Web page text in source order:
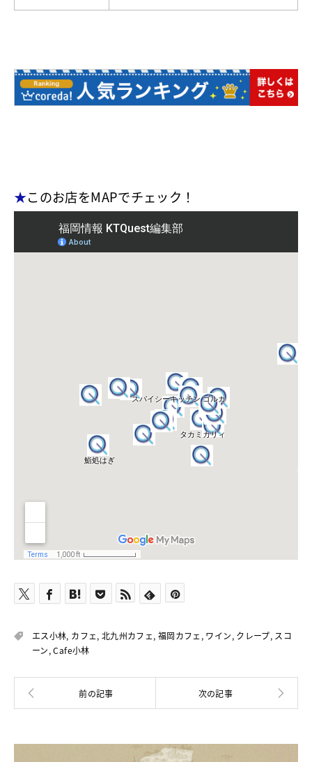
★このお店をMAPでチェック！
エス小林, カフェ,北九州カフェ, 福岡カフェ , ワイン, クレープ, スコ
ーン,Cafe小林